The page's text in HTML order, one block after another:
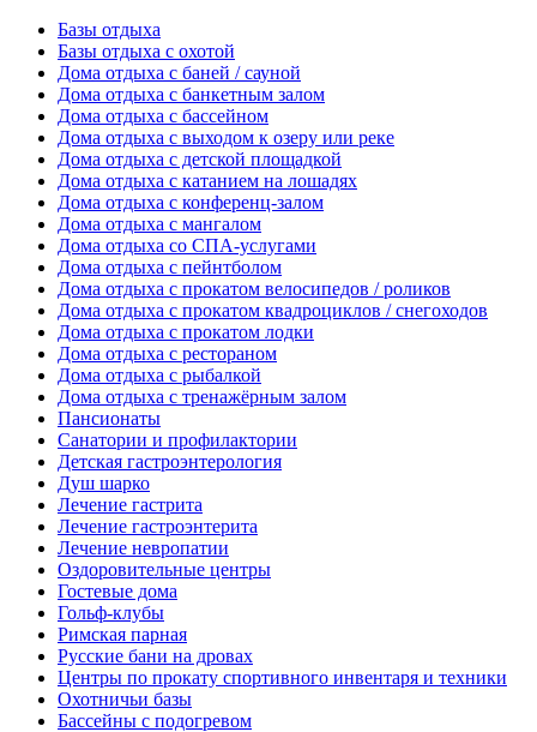
Базы отдыха
Базы отдыха с охотой
Дома отдыха с баней / сауной
Дома отдыха с банкетным залом
Дома отдыха с бассейном
Дома отдыха с выходом к озеру или реке
Дома отдыха с детской площадкой
Дома отдыха с катанием на лошадях
Дома отдыха с конференц-залом
Дома отдыха с мангалом
Дома отдыха со СПА-услугами
Дома отдыха с пейнтболом
Дома отдыха с прокатом велосипедов / роликов
Дома отдыха с прокатом квадроциклов / снегоходов
Дома отдыха с прокатом лодки
Дома отдыха с рестораном
Дома отдыха с рыбалкой
Дома отдыха с тренажёрным залом
Пансионаты
Санатории и профилактории
Детская гастроэнтерология
Душ шарко
Лечение гастрита
Лечение гастроэнтерита
Лечение невропатии
Оздоровительные центры
Гостевые дома
Гольф-клубы
Римская парная
Русские бани на дровах
Центры по прокату спортивного инвентаря и техники
Охотничьи базы
Бассейны с подогревом